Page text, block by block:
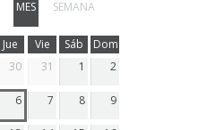
MES SEMANA
Jue Vie Sáb
Dom
30 31 1 2
6 7 8 9